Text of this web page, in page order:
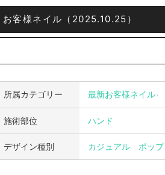
お客様ネイル（2025.10.25）
所属カテゴリー 最新お客様ネイル
施術部位 ハンド
デザイン種別 カジュアル ポップ